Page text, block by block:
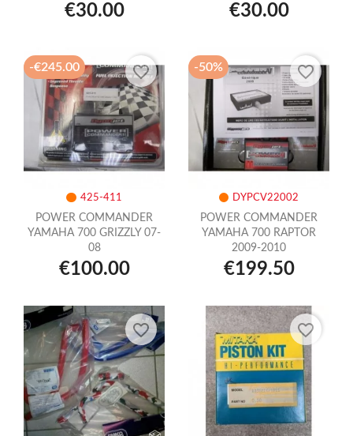
€30.00 €30.00
425-411
POWER COMMANDER
YAMAHA 700 GRIZZLY 07-
08
€100.00
-€245.00 favorite_border
DYPCV22002
POWER COMMANDER
YAMAHA 700 RAPTOR
2009-2010
€199.50
-50% favorite_border
favorite_border favorite_border